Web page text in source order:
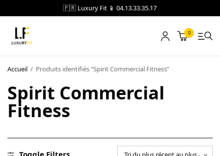
🇫🇷 Luxury Fit 📱 04.13.33.35.17
0
Accueil / Produits identifiés “Spirit Commercial Fitness”
Spirit Commercial
Fitness
LOCATION
NOTRE CATALOGUE
BLOG
CONTACT